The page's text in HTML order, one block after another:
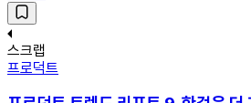
스크랩
프로덕트